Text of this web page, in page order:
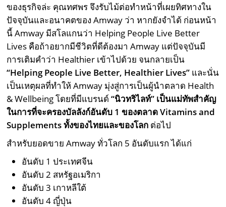
ของธุรกิจล่ะ คุณทศพร จึงรับไม้ต่อทำหน้าที่เผยทิศทางใน
ปัจจุบันและอนาคตของ Amway ว่า หากยังจำได้ ก่อนหน้า
นี้ Amway มีสโลแกนว่า Helping People Live Better
Lives คือถ้าอยากมีชีวิตที่ดีต้องมา Amway แต่ปัจจุบันมี
การเติมคำว่า Healthier เข้าไปด้วย จนกลายเป็น
“Helping People Live Better, Healthier Lives” และนั่น
เป็นเหตุผลที่ทำให้ Amway มุ่งสู่การเป็นผู้นำตลาด Health
& Wellbeing โดยที่มีแบรนด์“นิวทริไลท์” เป็นแม่ทัพสำคัญ
ในการที่จะครองบัลลังก์อันดับ 1 ของตลาดVitamins and
Supplementsทั้งของไทยและของโลก ต่อไป
สำหรับยอดขาย Amway ทั่วโลก 5 อันดับแรก ได้แก่
อันดับ 1 ประเทศจีน
อันดับ 2 สหรัฐอเมริกา
อันดับ 3 เกาหลีใต้
อันดับ 4 ญี่ปุ่น